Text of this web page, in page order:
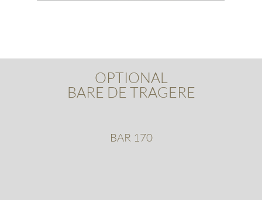
OPTIONAL
BARE DE TRAGERE
BAR 170